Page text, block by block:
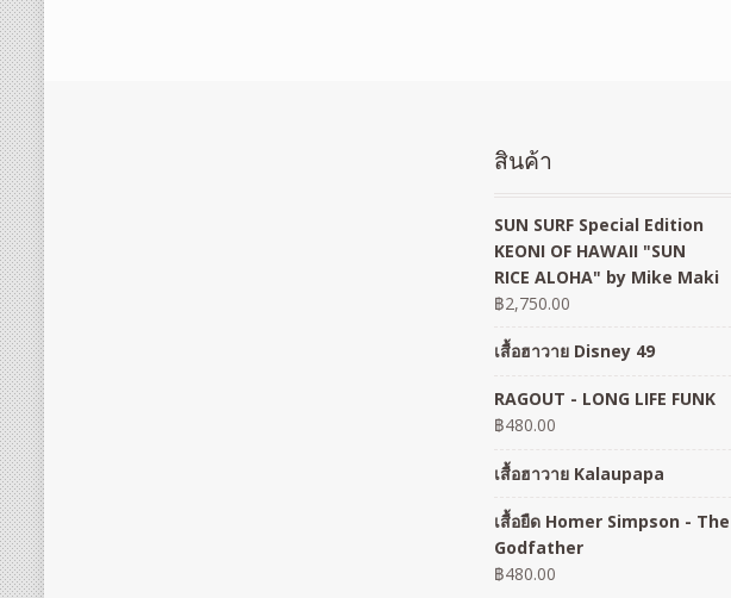
สินค้า
SUN SURF Special Edition
KEONI OF HAWAII "SUN
RICE ALOHA" by Mike Maki
฿2,750.00
เสื้อฮาวาย Disney 49
RAGOUT - LONG LIFE FUNK
฿480.00
เสื้อฮาวาย Kalaupapa
เสื้อยืด Homer Simpson - The
Godfather
฿480.00